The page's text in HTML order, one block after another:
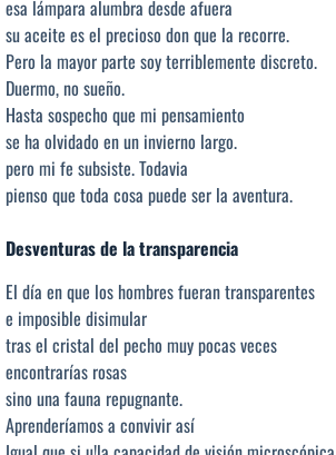
esa lámpara alumbra desde afuera
su aceite es el precioso don que la recorre.
Pero la mayor parte soy terriblemente discreto.
Duermo, no sueño.
Hasta sospecho que mi pensamiento
se ha olvidado en un invierno largo.
pero mi fe subsiste. Todavia
pienso que toda cosa puede ser la aventura.
Desventuras de la transparencia
El día en que los hombres fueran transparentes
e imposible disimular
tras el cristal del pecho muy pocas veces
encontrarías rosas
sino una fauna repugnante.
Aprenderíamos a convivir así